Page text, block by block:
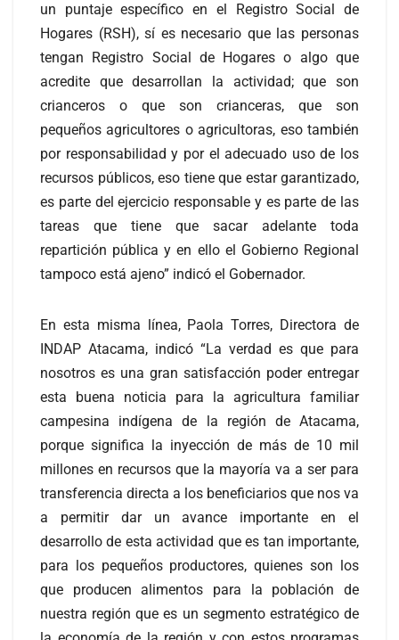
un puntaje específico en el Registro Social de
Hogares (RSH), sí es necesario que las personas
tengan Registro Social de Hogares o algo que
acredite que desarrollan la actividad; que son
crianceros o que son crianceras, que son
pequeños agricultores o agricultoras, eso también
por responsabilidad y por el adecuado uso de los
recursos públicos, eso tiene que estar garantizado,
es parte del ejercicio responsable y es parte de las
tareas que tiene que sacar adelante toda
repartición pública y en ello el Gobierno Regional
tampoco está ajeno” indicó el Gobernador.
En esta misma línea, Paola Torres, Directora de
INDAP Atacama, indicó “La verdad es que para
nosotros es una gran satisfacción poder entregar
esta buena noticia para la agricultura familiar
campesina indígena de la región de Atacama,
porque significa la inyección de más de 10 mil
millones en recursos que la mayoría va a ser para
transferencia directa a los beneficiarios que nos va
a permitir dar un avance importante en el
desarrollo de esta actividad que es tan importante,
para los pequeños productores, quienes son los
que producen alimentos para la población de
nuestra región que es un segmento estratégico de